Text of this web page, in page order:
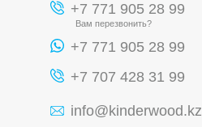
+7 771 905 28 99
Вам перезвонить?
+7 771 905 28 99
+7 707 428 31 99
info@kinderwood.kz